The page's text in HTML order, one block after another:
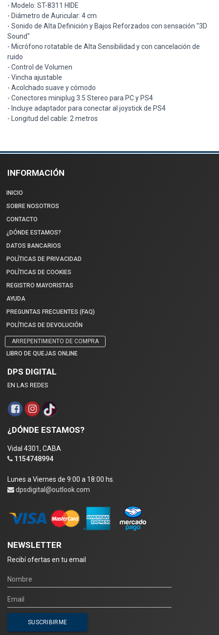
- Modelo: ST-8311 HIDE
- Diámetro de Auricular: 4 cm
- Sonido de Alta Definición y Bajos Reforzados con sensación "3D
Sound"
- Micrófono rotatable de Alta Sensibilidad y con cancelación de
ruido
- Control de Volumen
- Vincha ajustable
- Acolchado suave y cómodo
- Conectores miniplug 3.5 Stereo para PC y PS4
- Incluye adaptador para conectar al joystick de PS4
- Longitud del cable: 2 metros
INFORMACIÓN
INICIO
SOBRE NOSOTROS
CONTACTO
¿DÓNDE ESTAMOS?
DATOS BANCARIOS
POLÍTICAS DE PRIVACIDAD
POLÍTICAS DE COOKIES
REGISTRO MAYORISTAS
AYUDA
PREGUNTAS FRECUENTES (FAQ)
POLÍTICAS DE DEVOLUCIÓN
ARREPENTIMIENTO DE COMPRA
LIBRO DE QUEJAS ONLINE
DPS DIGITAL
EN LAS REDES
¿DÓNDE ESTAMOS?
Vidal 4301, CABA
1154748994
Lunes a Viernes de 9:00 a 18:00 hs.
dpsdigital@outlook.com
NEWSLETTER
Recibí ofertas en tu email